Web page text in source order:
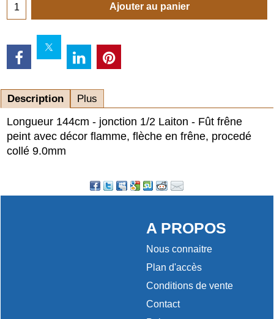
Ajouter au panier
Description Plus
Longueur 144cm - jonction 1/2 Laiton - Fût frêne
peint avec décor flamme, flèche en frêne, procedé
collé 9.0mm
A PROPOS
Nous connaitre
Plan d'accès
Conditions de vente
Contact